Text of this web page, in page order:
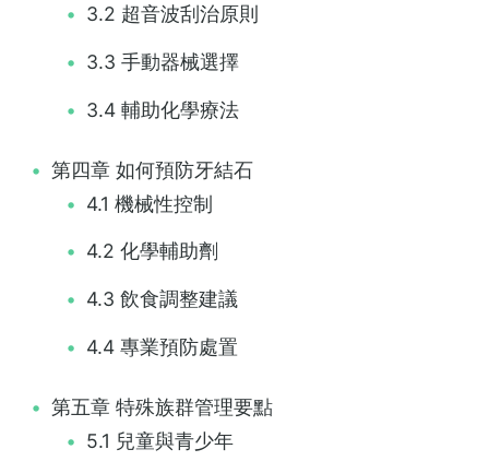
3.2 超音波刮治原則
3.3 手動器械選擇
3.4 輔助化學療法
第四章 如何預防牙結石
4.1 機械性控制
4.2 化學輔助劑
4.3 飲食調整建議
4.4 專業預防處置
第五章 特殊族群管理要點
5.1 兒童與青少年